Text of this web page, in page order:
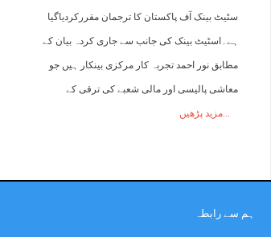
سٹیٹ بینک آف پاکستان کا ترجمان مقررکردیاگیا
ہے۔اسٹیٹ بینک کی جانب سے جاری کردہ بیان کے
مطابق نور احمد تجربہ کار مرکزی بینکار ہیں جو
معاشی پالیسی اور مالی شعبے کی ترقی کے
مزید پڑھیں
ہم سے رابطہ